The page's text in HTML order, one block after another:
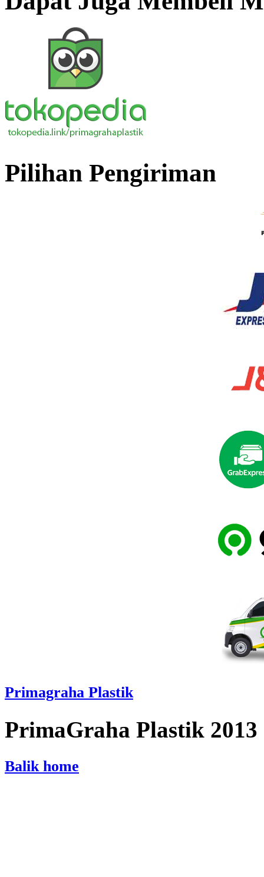
Pilihan Pengiriman
Primagraha Plastik
PrimaGraha Plastik 2013
Balik home